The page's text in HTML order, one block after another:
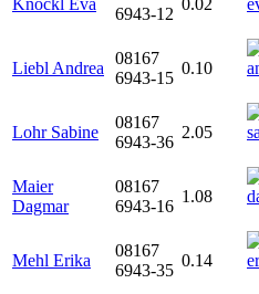
Knöckl Eva
6943-12
0.02
Liebl Andrea
08167
6943-15
0.10
Lohr Sabine
08167
6943-36
2.05
Maier
Dagmar
08167
6943-16
1.08
Mehl Erika
08167
6943-35
0.14